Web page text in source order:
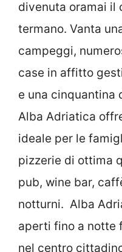
divenuta oramai il
termano. Vanta
campeggi,
case in affitto
e una cinquantina
Alba Adriatica
ideale per le
pizzerie di ottima
pub, wine bar,
notturni. Alba
aperti fino a notte
nel centro